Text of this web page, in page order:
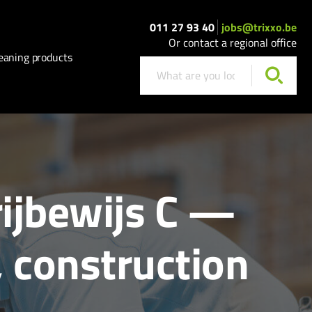
products
011 27 93 40 jobs@trixxo.be
Or contact a regional office
C —